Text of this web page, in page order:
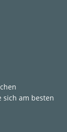
sich am besten